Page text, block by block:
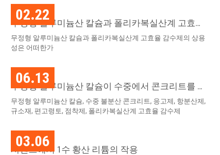
무정형 알루미늄산 칼슘과 폴리카복실산계 고효율
감수제의 상용성은 어떻습니까?
무정형 알루미늄산 칼슘과 폴리카복실산계 고효율 감수제의 상용
성은 어떠한가
02.22
무정형 알루미늄산 칼슘이 수중에서 콘크리트를 분
산시키지 않는 장점은 무엇입니까?
무정형 알루미늄산 칼슘, 수중 불분산 콘크리트, 응고제, 항분산제,
규소재, 편고령토, 점착제, 폴리카복실산계 고효율 감수제
06.13
시멘트에서 1수 황산 리튬의 작용
03.06